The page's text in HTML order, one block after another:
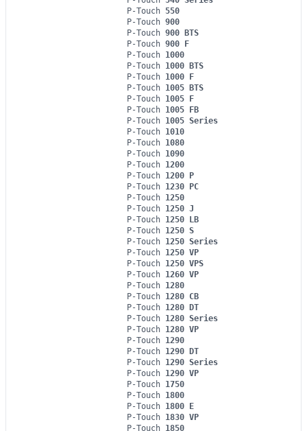
P-Touch 550
P-Touch 900
P-Touch 900 BTS
P-Touch 900 F
P-Touch 1000
P-Touch 1000 BTS
P-Touch 1000 F
P-Touch 1005 BTS
P-Touch 1005 F
P-Touch 1005 FB
P-Touch 1005 Series
P-Touch 1010
P-Touch 1080
P-Touch 1090
P-Touch 1200
P-Touch 1200 P
P-Touch 1230 PC
P-Touch 1250
P-Touch 1250 J
P-Touch 1250 LB
P-Touch 1250 S
P-Touch 1250 Series
P-Touch 1250 VP
P-Touch 1250 VPS
P-Touch 1260 VP
P-Touch 1280
P-Touch 1280 CB
P-Touch 1280 DT
P-Touch 1280 Series
P-Touch 1280 VP
P-Touch 1290
P-Touch 1290 DT
P-Touch 1290 Series
P-Touch 1290 VP
P-Touch 1750
P-Touch 1800
P-Touch 1800 E
P-Touch 1830 VP
P-Touch 1850